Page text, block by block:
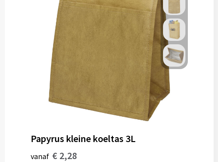
Papyrus kleine koeltas 3L
vanaf € 2,28